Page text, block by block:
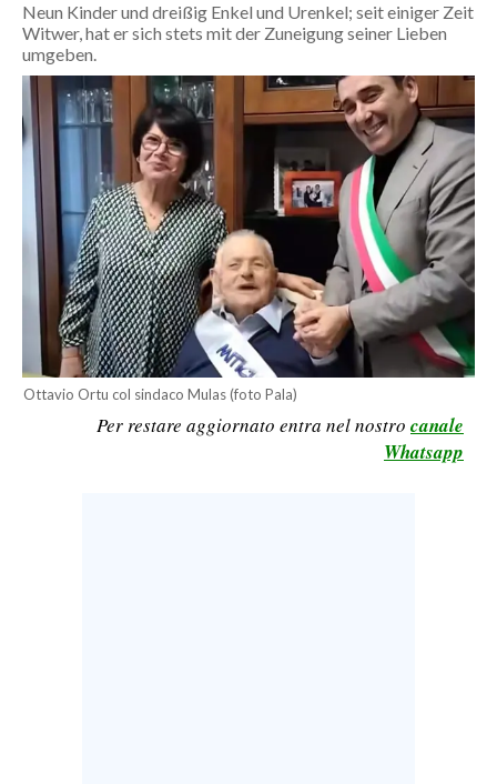
ECONOMIA
SERVIZI ALLE IMPRESE
LAVORO
BANDI
SPORT IN SARDEGNA
SPORT
RISULTATI E CLASSIFICHE
CALCIO
CALCIO REGIONALE
BASKET
Neun Kinder und dreißig Enkel und Urenkel; seit einiger Zeit
Witwer, hat er sich stets mit der Zuneigung seiner Lieben
umgeben.
Ottavio Ortu col sindaco Mulas (foto Pala)
Per restare aggiornato entra nel nostro canale
Whatsapp